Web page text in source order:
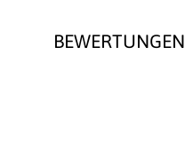
BEWERTUNGEN